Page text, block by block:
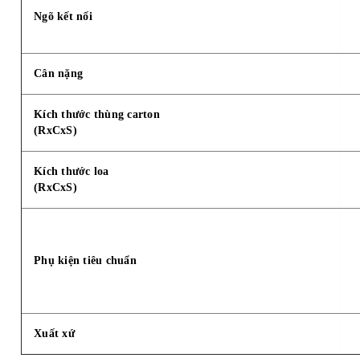
Ngõ kết nối
Cân nặng
Kích thước thùng carton
(RxCxS)
Kích thước loa
(RxCxS)
Phụ kiện tiêu chuẩn
Xuất xứ